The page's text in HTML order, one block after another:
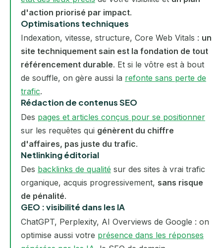
d'action priorisé par impact.
Optimisations techniques
Indexation, vitesse, structure, Core Web Vitals : un
site techniquement sain est la fondation de tout
référencement durable. Et si le vôtre est à bout
de souffle, on gère aussi la refonte sans perte de
trafic.
Rédaction de contenus SEO
Des pages et articles conçus pour se positionner
sur les requêtes qui génèrent du chiffre
d'affaires, pas juste du trafic.
Netlinking éditorial
Des backlinks de qualité sur des sites à vrai trafic
organique, acquis progressivement, sans risque
de pénalité.
GEO : visibilité dans les IA
ChatGPT, Perplexity, AI Overviews de Google : on
optimise aussi votre présence dans les réponses